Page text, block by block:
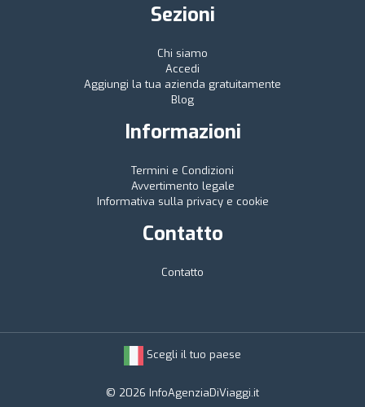
Sezioni
Chi siamo
Accedi
Aggiungi la tua azienda gratuitamente
Blog
Informazioni
Termini e Condizioni
Avvertimento legale
Informativa sulla privacy e cookie
Contatto
Contatto
Scegli il tuo paese
© 2026 InfoAgenziaDiViaggi.it